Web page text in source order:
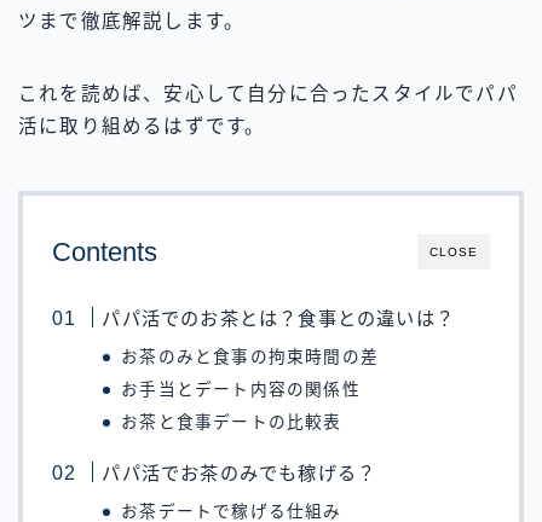
ツまで徹底解説します。
これを読めば、安心して自分に合ったスタイルでパパ
活に取り組めるはずです。
CLOSE
Contents
パパ活でのお茶とは？食事との違いは？
お茶のみと食事の拘束時間の差
お手当とデート内容の関係性
お茶と食事デートの比較表
パパ活でお茶のみでも稼げる？
お茶デートで稼げる仕組み